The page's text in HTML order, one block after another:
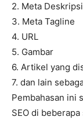
2. Meta Deskripsi
3. Meta Tagline
4. URL
5. Gambar
6. Artikel yang
7. dan lain
Pembahasan ini
SEO di